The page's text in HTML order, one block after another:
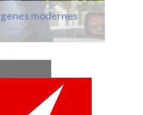
modernes